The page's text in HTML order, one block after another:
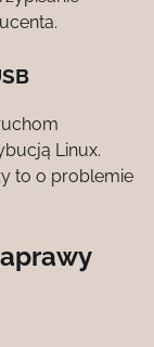
Linux.
to o problemie